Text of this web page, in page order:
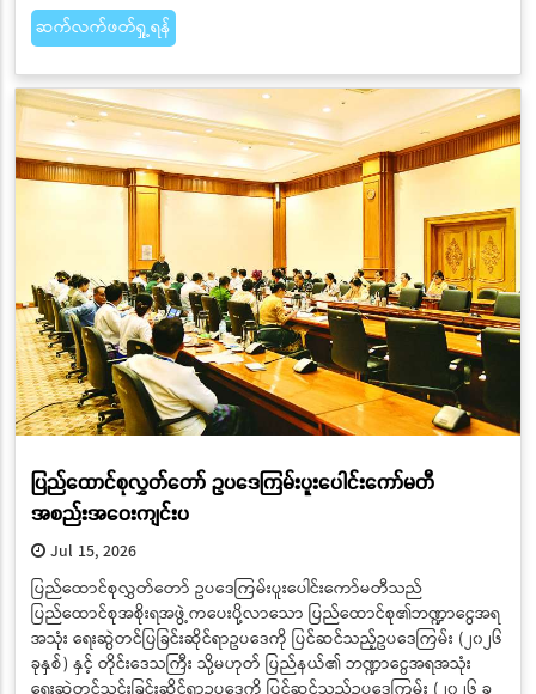
ဆက်လက်ဖတ်ရှု့ရန်
ပြည်ထောင်စုလွှတ်တော် ဥပဒေကြမ်းပူးပေါင်းကော်မတီ
အစည်းအဝေးကျင်းပ
Jul 15, 2026
ပြည်ထောင်စုလွှတ်တော် ဥပဒေကြမ်းပူးပေါင်းကော်မတီသည်
ပြည်ထောင်စုအစိုးရအဖွဲ့ကပေးပို့လာသော ပြည်ထောင်စု၏ဘဏ္ဍာငွေအရ
အသုံး ရေးဆွဲတင်ပြခြင်းဆိုင်ရာဥပဒေကို ပြင်ဆင်သည့်ဥပဒေကြမ်း (၂၀၂၆
ခုနှစ်) နှင့် တိုင်းဒေသကြီး သို့မဟုတ် ပြည်နယ်၏ ဘဏ္ဍာငွေအရအသုံး